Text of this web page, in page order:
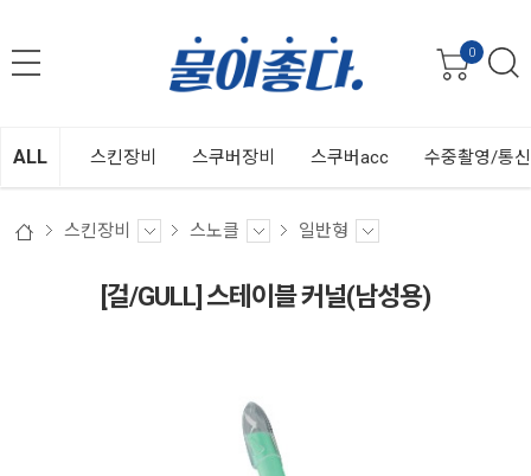
0
ALL 스킨장비 스쿠버장비 스쿠버acc 수중촬영/통
스킨장비 스노클 일반형
[걸/GULL] 스테이블 커널(남성용)